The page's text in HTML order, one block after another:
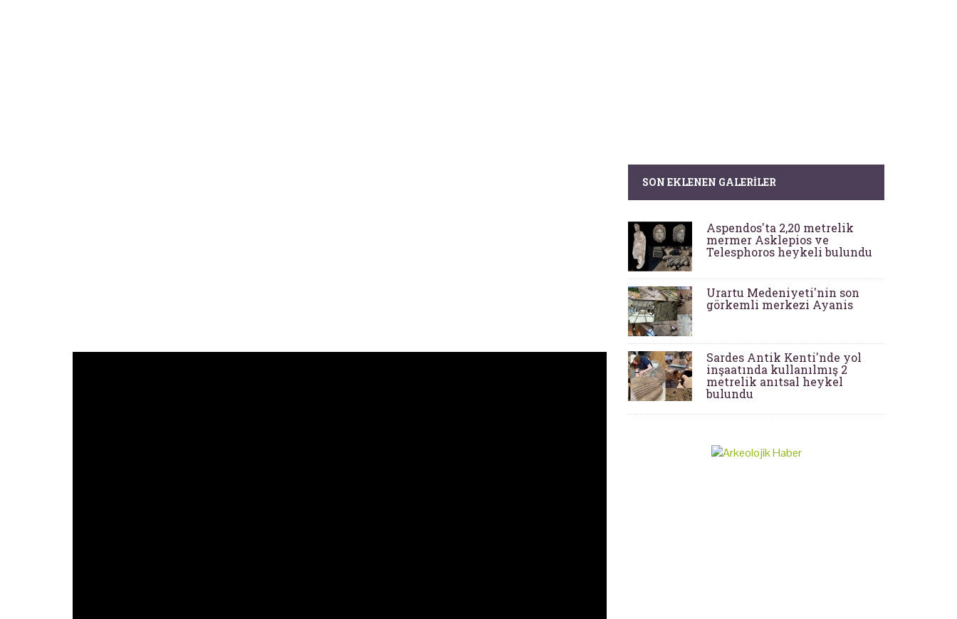
SON EKLENEN GALERILER
Aspendos'ta 2,20 metrelik
mermer Asklepios ve
Telesphoros heykeli bulundu
Urartu Medeniyeti'nin son
görkemli merkezi Ayanis
Sardes Antik Kenti'nde yol
inşaatında kullanılmış 2
metrelik anıtsal heykel
bulundu